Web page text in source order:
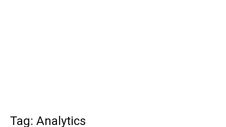
Tag: Analytics